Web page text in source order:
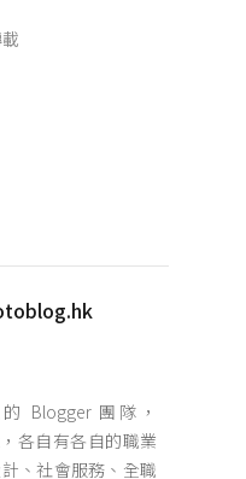
Blogger 團隊，
各自有各自的職業
、社會服務、全職